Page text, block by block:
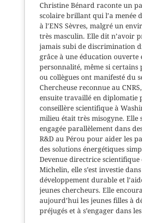
Christine Bénard raconte un
scolaire brillant qui l’a menée
à l’ENS Sèvres, malgré un
très masculin. Elle dit n’avoir
jamais subi de discrimination
grâce à une éducation ouverte
personnalité, même si certains
ou collègues ont manifesté du
Chercheuse reconnue au
ensuite travaillé en diplomatie
conseillère scientifique à
milieu était très misogyne. Elle
engagée parallèlement dans
R&D au Pérou pour aider les
des solutions énergétiques
Devenue directrice scientifique
Michelin, elle s’est investie
développement durable et
jeunes chercheurs. Elle
aujourd’hui les jeunes filles à
préjugés et à s’engager dans